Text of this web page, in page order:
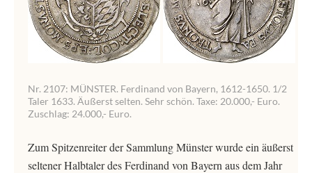
Nr. 2107: MÜNSTER. Ferdinand von Bayern, 1612-1650. 1/2
Taler 1633. Äußerst selten. Sehr schön. Taxe: 20.000,- Euro.
Zuschlag: 24.000,- Euro.
Zum Spitzenreiter der Sammlung Münster wurde ein äußerst
seltener Halbtaler des Ferdinand von Bayern aus dem Jahr